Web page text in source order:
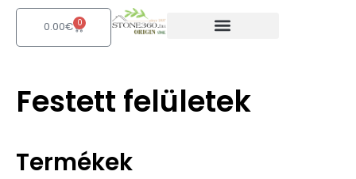
Skip
content
0.00€ 0
Kosár
Festett felületek
Termékek